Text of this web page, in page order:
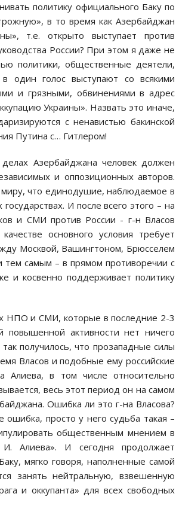
политику официального Баку по
в то время как Азербайджан
т.е. открыто выступает против
России? При этом я даже не
политики, общественные деятели,
один голос выступают со всякими
и грязными, обвинениями в адрес
Украины». Назвать это иначе,
с ненавистью бакинской
Путина с… Гитлером!
Азербайджана человек должен
и оппозиционных авторов.
миру, что единодушие, наблюдаемое в
И после всего этого – на
и СМИ против России - г-н Власов
основного условия требует
Москвой, Вашингтоном, Брюсселем
тем самым – в прямом противоречии с
и косвенно поддерживает политику
НПО и СМИ, которые в последние 2-3
активности нет ничего
получилось, что прозападные силы
Власов и подобные ему российские
Алиева, в том числе относительно
весь этот период он на самом
Ошибка ли это г-на Власова?
просто у него судьба такая –
общественным мнением в
Алиева». И сегодня продолжает
мягко говоря, наполненные самой
занять нейтральную, взвешенную
и оккупанта» для всех свободных